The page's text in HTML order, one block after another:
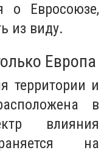
о Евросоюзе,
из виду.
Европа
территории и
в
влияния
на